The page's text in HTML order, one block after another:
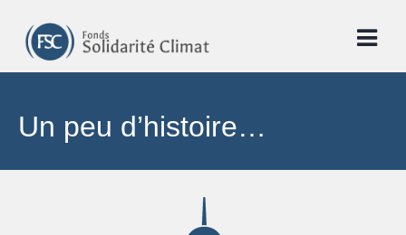
content
Un peu d’histoire…